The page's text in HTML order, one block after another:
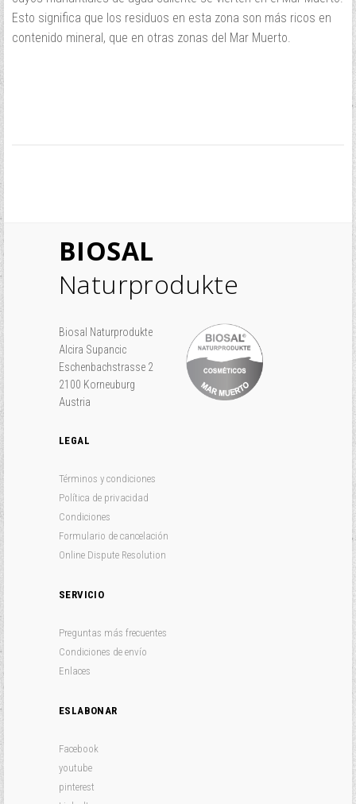
Esto significa que los residuos en esta zona son más ricos en
contenido mineral, que en otras zonas del Mar Muerto.
BIOSAL
Naturprodukte
Biosal Naturprodukte
Alcira Supancic
Eschenbachstrasse 2
2100 Korneuburg
Austria
LEGAL
Términos y condiciones
Política de privacidad
Condiciones
Formulario de cancelación
Online Dispute Resolution
SERVICIO
Preguntas más frecuentes
Condiciones de envío
Enlaces
ESLABONAR
Facebook
youtube
pinterest